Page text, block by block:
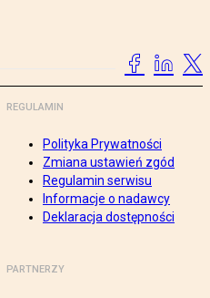
REGULAMIN
Polityka Prywatności
Zmiana ustawień zgód
Regulamin serwisu
Informacje o nadawcy
Deklaracja dostępności
PARTNERZY